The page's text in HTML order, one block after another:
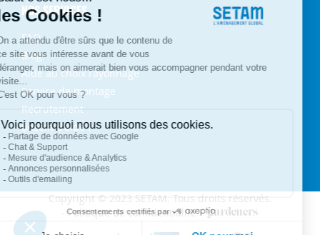
NOS SERVICES
FAQ
Blog
Aide au choix rayonnage
Service de montage
Recrutement
Besoin d'aide ?
Copyright © 2023 SETAM. Tous droits réservés.
Politique de confidentialité